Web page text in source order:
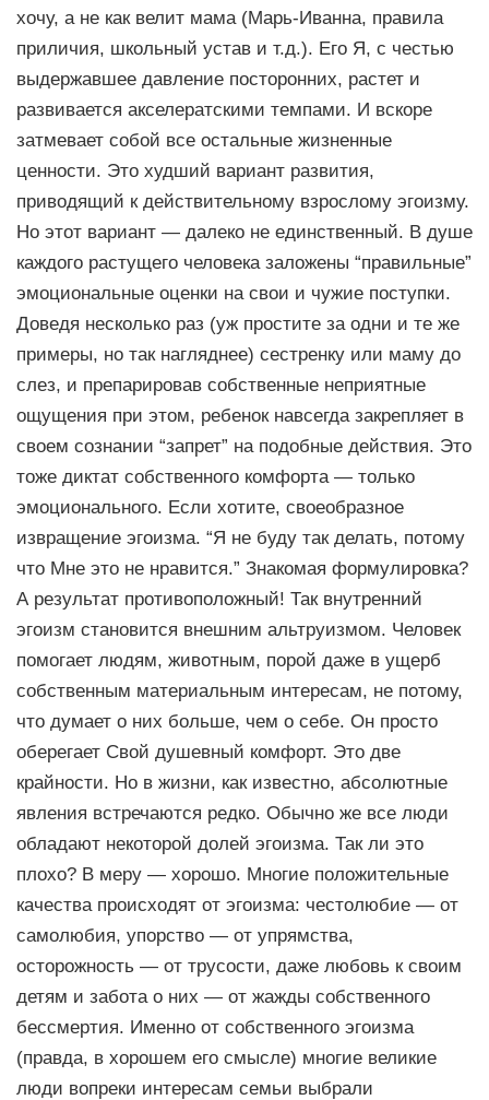
хочу, а не как велит мама (Марь-Иванна, правила
приличия, школьный устав и т.д.). Его Я, с честью
выдержавшее давление посторонних, растет и
развивается акселератскими темпами. И вскоре
затмевает собой все остальные жизненные
ценности. Это худший вариант развития,
приводящий к действительному взрослому эгоизму.
Но этот вариант — далеко не единственный. В душе
каждого растущего человека заложены “правильные”
эмоциональные оценки на свои и чужие поступки.
Доведя несколько раз (уж простите за одни и те же
примеры, но так нагляднее) сестренку или маму до
слез, и препарировав собственные неприятные
ощущения при этом, ребенок навсегда закрепляет в
своем сознании “запрет” на подобные действия. Это
тоже диктат собственного комфорта — только
эмоционального. Если хотите, своеобразное
извращение эгоизма. “Я не буду так делать, потому
что Мне это не нравится.” Знакомая формулировка?
А результат противоположный! Так внутренний
эгоизм становится внешним альтруизмом. Человек
помогает людям, животным, порой даже в ущерб
собственным материальным интересам, не потому,
что думает о них больше, чем о себе. Он просто
оберегает Свой душевный комфорт. Это две
крайности. Но в жизни, как известно, абсолютные
явления встречаются редко. Обычно же все люди
обладают некоторой долей эгоизма. Так ли это
плохо? В меру — хорошо. Многие положительные
качества происходят от эгоизма: честолюбие — от
самолюбия, упорство — от упрямства,
осторожность — от трусости, даже любовь к своим
детям и забота о них — от жажды собственного
бессмертия. Именно от собственного эгоизма
(правда, в хорошем его смысле) многие великие
люди вопреки интересам семьи выбрали